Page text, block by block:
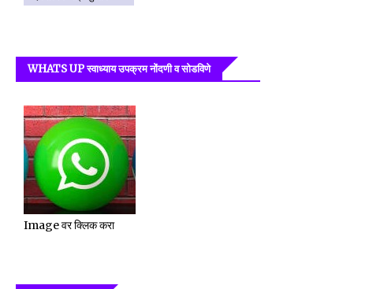
WHATS UP स्वाध्याय उपक्रम नोंदणी व सोडविणे
Image वर क्लिक करा